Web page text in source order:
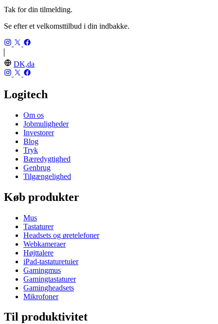
Tak for din tilmelding.
Se efter et velkomsttilbud i din indbakke.
DK,da
Logitech
Om os
Jobmuligheder
Investorer
Blog
Tryk
Bæredygtighed
Genbrug
Tilgængelighed
Køb produkter
Mus
Tastaturer
Headsets og øretelefoner
Webkameraer
Højttalere
iPad-tastaturetuier
Gamingmus
Gamingtastaturer
Gamingheadsets
Mikrofoner
Til produktivitet